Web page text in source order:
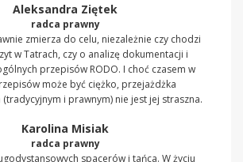
Aleksandra Ziętek
radca prawny
zmierza do celu, niezależnie czy chodzi
w Tatrach, czy o analizę dokumentacji i
przepisów RODO. I choć czasem w
może być ciężko, przejażdżka
i prawnym) nie jest jej straszna.
Karolina Misiak
radca prawny
spacerów i tańca. W życiu